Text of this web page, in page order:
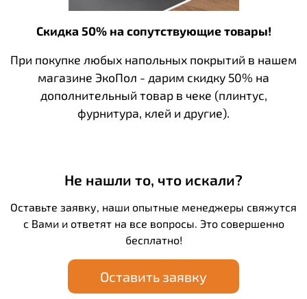
Скидка 50% на сопутствующие товары!
При покупке любых напольных покрытий в нашем
магазине ЭкоПол - дарим скидку 50% на
дополнительный товар в чеке (плинтус,
фурнитура, клей и другие).
Не нашли то, что искали?
Оставьте заявку, наши опытные менеджеры свяжутся
с Вами и ответят на все вопросы. Это совершенно
бесплатно!
Оставить заявку